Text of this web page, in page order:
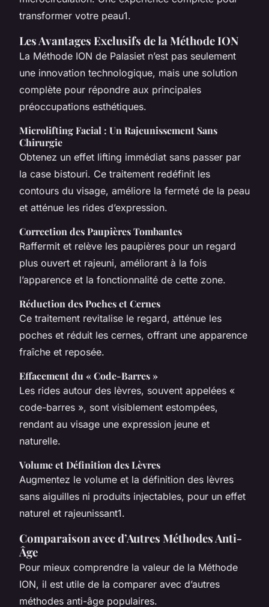
transformer votre peau1.
Les Avantages Exclusifs de la Méthode ION
La Méthode ION de Palasiet n’est pas seulement
une innovation technologique, mais une solution
complète pour répondre aux principales
préoccupations esthétiques.
Microlifting Facial : Un Rajeunissement Sans
Chirurgie
Obtenez un effet lifting immédiat sans passer par
la case bistouri. Ce traitement redéfinit les
contours du visage, améliore la fermeté de la peau
et atténue les rides d’expression.
Correction des Paupières Tombantes
Raffermit et relève les paupières pour un regard
plus ouvert et rajeuni, améliorant à la fois
l’apparence et la fonctionnalité de cette zone.
Réduction des Poches et Cernes
Ce traitement revitalise le regard, atténue les
poches et réduit les cernes, offrant une apparence
fraîche et reposée.
Effacement du « Code-Barres »
Les rides autour des lèvres, souvent appelées «
code-barres », sont visiblement estompées,
rendant au visage une expression jeune et
naturelle.
Volume et Définition des Lèvres
Augmentez le volume et la définition des lèvres
sans aiguilles ni produits injectables, pour un effet
naturel et rajeunissant1.
Comparaison avec d’Autres Méthodes Anti-
Âge
Pour mieux comprendre la valeur de la Méthode
ION, il est utile de la comparer avec d’autres
méthodes anti-âge populaires.